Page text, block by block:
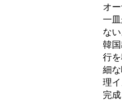
オ
一
な
韓
行
細
理
完成